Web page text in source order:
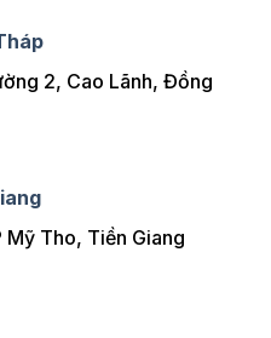
2, Cao Lãnh, Đồng
Mỹ Tho, Tiền Giang